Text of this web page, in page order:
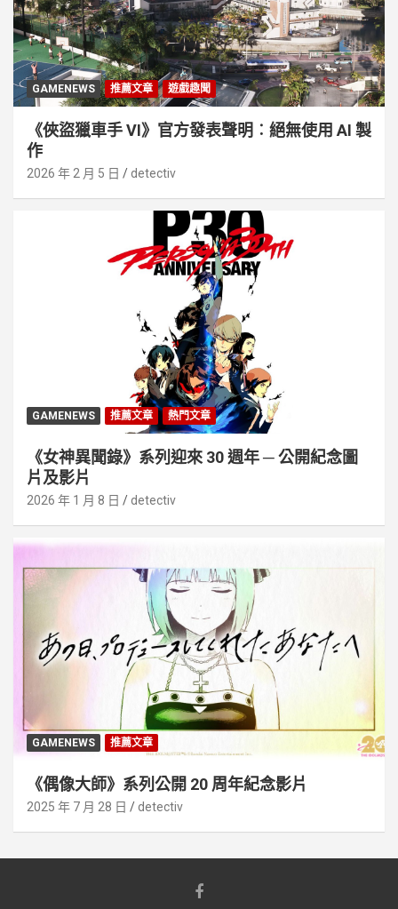
GAMENEWS 推薦文章 遊戲趣聞
《俠盜獵車手 VI》官方發表聲明︰絕無使用 AI 製
作
2026 年 2 月 5 日 detectiv
GAMENEWS 推薦文章 熱門文章
《女神異聞錄》系列迎來 30 週年 ─ 公開紀念圖
片及影片
2026 年 1 月 8 日 detectiv
GAMENEWS 推薦文章
《偶像大師》系列公開 20 周年紀念影片
2025 年 7 月 28 日 detectiv